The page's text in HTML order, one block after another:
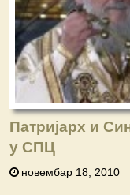
Патријарх и
у СПЦ
новембар 18, 2010